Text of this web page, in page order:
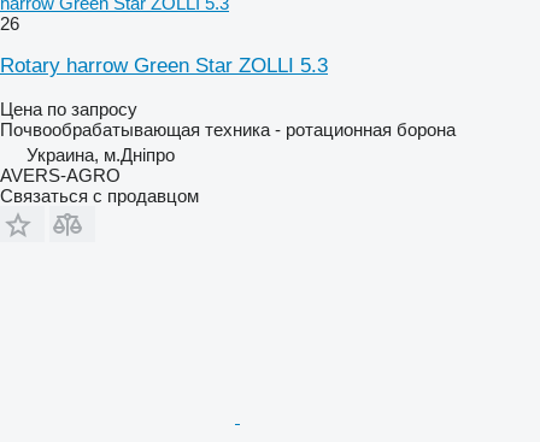
26
Rotary harrow Green Star ZOLLI 5.3
Цена по запросу
Почвообрабатывающая техника - ротационная борона
Украина, м.Дніпро
AVERS-AGRO
Связаться с продавцом